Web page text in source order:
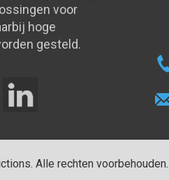
voor
hoge
gesteld.
. Alle rechten voorbehouden.